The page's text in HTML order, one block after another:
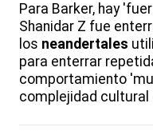
Para Barker, hay
Shanidar Z fue
los neandertales
para enterrar
comportamiento
complejidad cultural